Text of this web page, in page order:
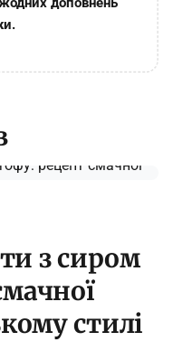
з сиром
стилі